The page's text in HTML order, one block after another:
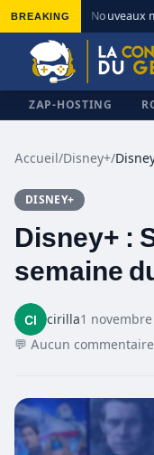
BREAKING Nouveaux
ZAP-HOSTING
Accueil/Disney+/
DISNEY+
Disney+ :
semaine
cirilla1 novembre
💬 Aucun commentaire